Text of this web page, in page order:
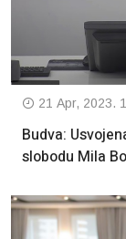
21 Apr, 2023.
Budva:
slobodu Mila